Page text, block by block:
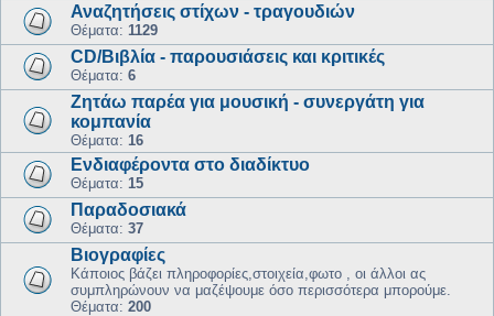
Αναζητήσεις στίχων - τραγουδιών
Θέματα: 1129
CD/Βιβλία - παρουσιάσεις και κριτικές
Θέματα: 6
Ζητάω παρέα για μουσική - συνεργάτη για
κομπανία
Θέματα: 16
Ενδιαφέροντα στο διαδίκτυο
Θέματα: 15
Παραδοσιακά
Θέματα: 37
Βιογραφίες
Kάποιος βάζει πληροφορίες,στοιχεία,φωτο , οι άλλοι ας
συμπληρώνουν να μαζέψουμε όσο περισσότερα μπορούμε.
Θέματα: 200